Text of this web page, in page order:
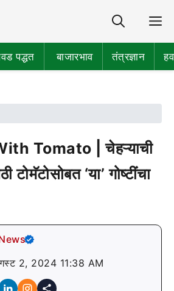
पद्धत बाजारभाव तंत्रज्ञान
Tomato | चेहऱ्याची
टोमॅटोसोबत ‘या’ गोष्टींचा
2, 2024 11:38 AM